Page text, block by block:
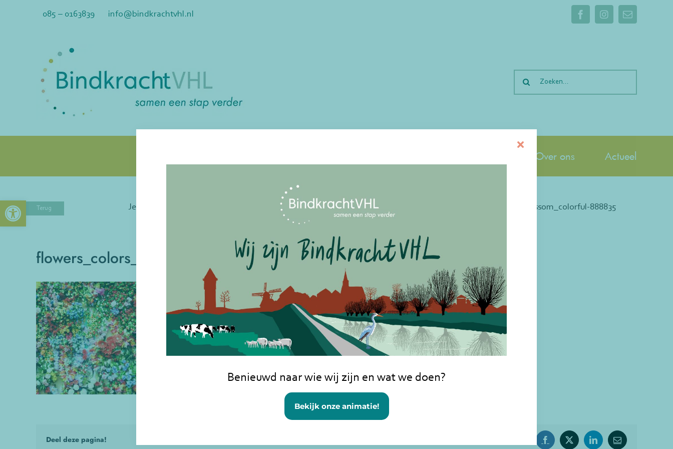
Toolbar openen
085 – 0163839 info@bindkrachtvhl.nl FacebookInstagram
E-
naar:
Over ons Actueel
Je bevindt je hier: Bloemenfeest | Groep 1-2-3-4 flowers_colors_nature_floral_spring_summer_blossom_colorful-888835
flowers_colors_nature_floral_spring_summer_blossom_colorful-888835
Deel deze pagina! Facebook
X LinkedIn
E-
Benieuwd naar wie wij zijn en wat we doen?
Bekijk onze animatie!